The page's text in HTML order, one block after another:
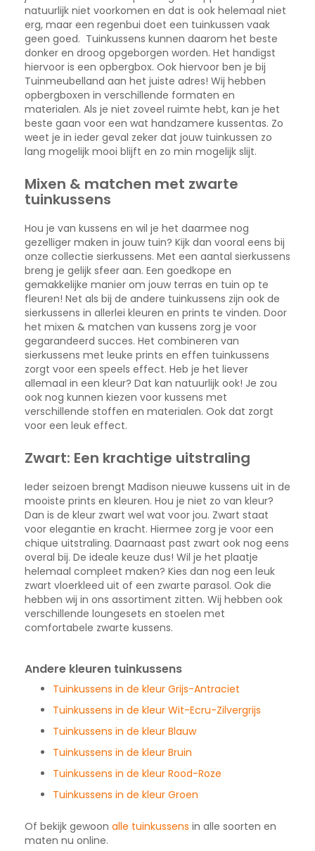
natuurlijk niet voorkomen en dat is ook helemaal niet
erg, maar een regenbui doet een tuinkussen vaak
geen goed. Tuinkussens kunnen daarom het beste
donker en droog opgeborgen worden. Het handigst
hiervoor is een opbergbox. Ook hiervoor ben je bij
Tuinmeubelland aan het juiste adres! Wij hebben
opbergboxen in verschillende formaten en
materialen. Als je niet zoveel ruimte hebt, kan je het
beste gaan voor een wat handzamere kussentas. Zo
weet je in ieder geval zeker dat jouw tuinkussen zo
lang mogelijk mooi blijft en zo min mogelijk slijt.
Mixen & matchen met zwarte
tuinkussens
Hou je van kussens en wil je het daarmee nog
gezelliger maken in jouw tuin? Kijk dan vooral eens bij
onze collectie sierkussens. Met een aantal sierkussens
breng je gelijk sfeer aan. Een goedkope en
gemakkelijke manier om jouw terras en tuin op te
fleuren! Net als bij de andere tuinkussens zijn ook de
sierkussens in allerlei kleuren en prints te vinden. Door
het mixen & matchen van kussens zorg je voor
gegarandeerd succes. Het combineren van
sierkussens met leuke prints en effen tuinkussens
zorgt voor een speels effect. Heb je het liever
allemaal in een kleur? Dat kan natuurlijk ook! Je zou
ook nog kunnen kiezen voor kussens met
verschillende stoffen en materialen. Ook dat zorgt
voor een leuk effect.
Zwart: Een krachtige uitstraling
Ieder seizoen brengt Madison nieuwe kussens uit in de
mooiste prints en kleuren. Hou je niet zo van kleur?
Dan is de kleur zwart wel wat voor jou. Zwart staat
voor elegantie en kracht. Hiermee zorg je voor een
chique uitstraling. Daarnaast past zwart ook nog eens
overal bij. De ideale keuze dus! Wil je het plaatje
helemaal compleet maken? Kies dan nog een leuk
zwart vloerkleed uit of een zwarte parasol. Ook die
hebben wij in ons assortiment zitten. Wij hebben ook
verschillende loungesets en stoelen met
comfortabele zwarte kussens.
Andere kleuren tuinkussens
Tuinkussens in de kleur Grijs-Antraciet
Tuinkussens in de kleur Wit-Ecru-Zilvergrijs
Tuinkussens in de kleur Blauw
Tuinkussens in de kleur Bruin
Tuinkussens in de kleur Rood-Roze
Tuinkussens in de kleur Groen
Of bekijk gewoon alle tuinkussens in alle soorten en
maten nu online.